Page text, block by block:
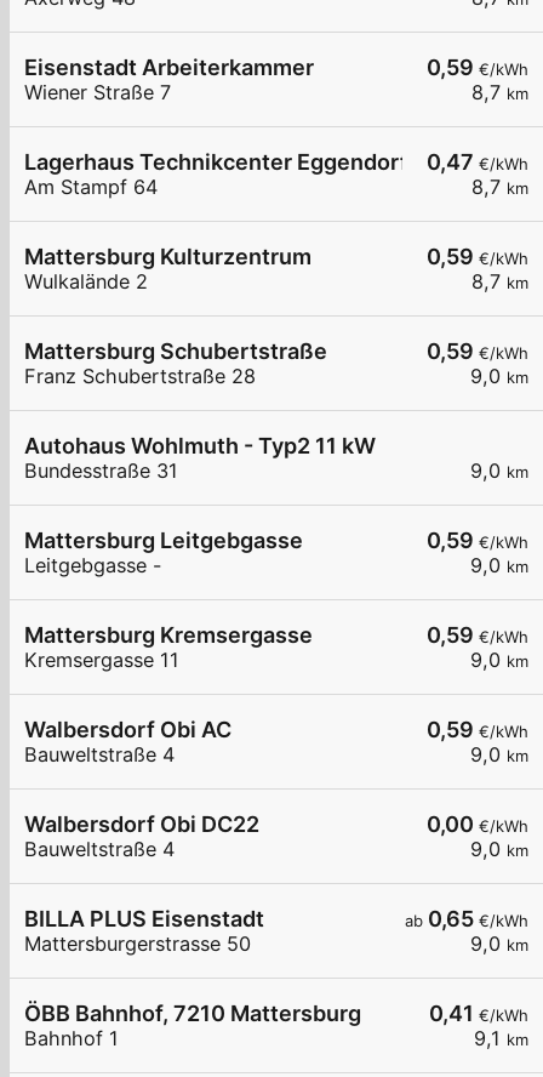
0,59 €/kWh
8,7 km
Eisenstadt Arbeiterkammer
Wiener Straße 7
0,47 €/kWh
8,7 km
Lagerhaus Technikcenter Eggendorf
Am Stampf 64
0,59 €/kWh
8,7 km
Mattersburg Kulturzentrum
Wulkalände 2
0,59 €/kWh
9,0 km
Mattersburg Schubertstraße
Franz Schubertstraße 28
9,0 km
Autohaus Wohlmuth - Typ2 11 kW
Bundesstraße 31
0,59 €/kWh
9,0 km
Mattersburg Leitgebgasse
Leitgebgasse -
0,59 €/kWh
9,0 km
Mattersburg Kremsergasse
Kremsergasse 11
0,59 €/kWh
9,0 km
Walbersdorf Obi AC
Bauweltstraße 4
0,00 €/kWh
9,0 km
Walbersdorf Obi DC22
Bauweltstraße 4
ab 0,65 €/kWh
9,0 km
BILLA PLUS Eisenstadt
Mattersburgerstrasse 50
0,41 €/kWh
9,1 km
ÖBB Bahnhof, 7210 Mattersburg
Bahnhof 1